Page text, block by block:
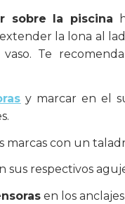
sobre la piscina
la lona al
Te
y marcar en el
marcas con un
sus respectivos
en los